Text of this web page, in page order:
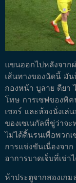
แขนออกไปหลังจาก
เส้นทางของนัดนี้ มัน
กองหน้า บูลาย ดียา
โทษ การเซฟของพิ
เซอร์ และห้องนั่งเล่
ของเซเนกัลที่ขู่ว่าจ
ไม่ได้ดิ้นรนเพื่อพวก
การแข่งขันเนื่องจา
อาการบาดเจ็บที่เข่า
ห้าประตูจากสองเก